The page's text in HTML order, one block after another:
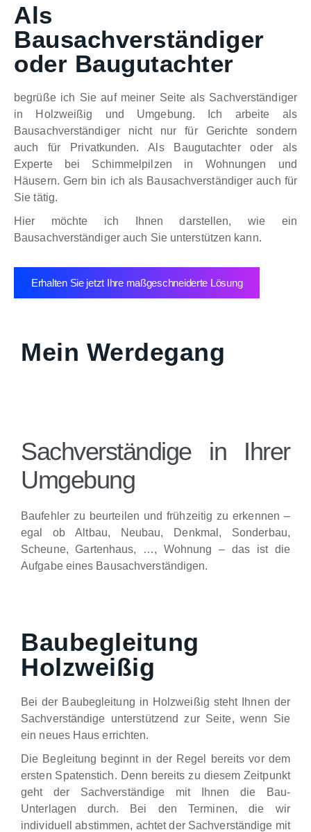
Als
Bausachverständiger
oder Baugutachter
begrüße ich Sie auf meiner Seite als Sachverständiger
in Holzweißig und Umgebung. Ich arbeite als
Bausachverständiger nicht nur für Gerichte sondern
auch für Privatkunden. Als Baugutachter oder als
Experte bei Schimmelpilzen in Wohnungen und
Häusern. Gern bin ich als Bausachverständiger auch für
Sie tätig.
Hier möchte ich Ihnen darstellen, wie ein
Bausachverständiger auch Sie unterstützen kann.
Erhalten Sie jetzt Ihre maßgeschneiderte Lösung
Mein Werdegang
Sachverständige in Ihrer
Umgebung
Baufehler zu beurteilen und frühzeitig zu erkennen –
egal ob Altbau, Neubau, Denkmal, Sonderbau,
Scheune, Gartenhaus, …, Wohnung – das ist die
Aufgabe eines Bausachverständigen.
Baubegleitung
Holzweißig
Bei der Baubegleitung in Holzweißig steht Ihnen der
Sachverständige unterstützend zur Seite, wenn Sie
ein neues Haus errichten.
Die Begleitung beginnt in der Regel bereits vor dem
ersten Spatenstich. Denn bereits zu diesem Zeitpunkt
geht der Sachverständige mit Ihnen die Bau-
Unterlagen durch. Bei den Terminen, die wir
individuell abstimmen, achtet der Sachverständige mit